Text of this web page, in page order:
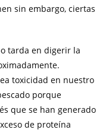
sin embargo, ciertas
tarda en digerir la
toxicidad en nuestro
porque
que se han generado
de proteína